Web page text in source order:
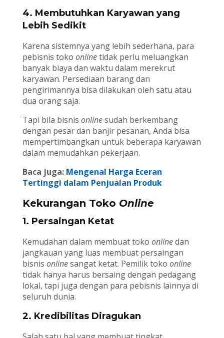
4. Membutuhkan Karyawan yang
Lebih Sedikit
Karena sistemnya yang lebih sederhana, para
pebisnis toko onlinetidak perlu meluangkan
banyak biaya dan waktu dalam merekrut
karyawan. Persediaan barang dan
pengirimannya bisa dilakukan oleh satu atau
dua orang saja.
Tapi bila bisnis onlinesudah berkembang
dengan pesar dan banjir pesanan, Anda bisa
mempertimbangkan untuk beberapa karyawan
dalam memudahkan pekerjaan.
Baca juga: Mengenal Harga Eceran
Tertinggi dalam Penjualan Produk
Kekurangan Toko Online
1. Persaingan Ketat
Kemudahan dalam membuat toko onlinedan
jangkauan yang luas membuat persaingan
bisnis onlinesangat ketat. Pemilik toko online
tidak hanya harus bersaing dengan pedagang
lokal, tapi juga dengan para pebisnis lainnya di
seluruh dunia.
2. Kredibilitas Diragukan